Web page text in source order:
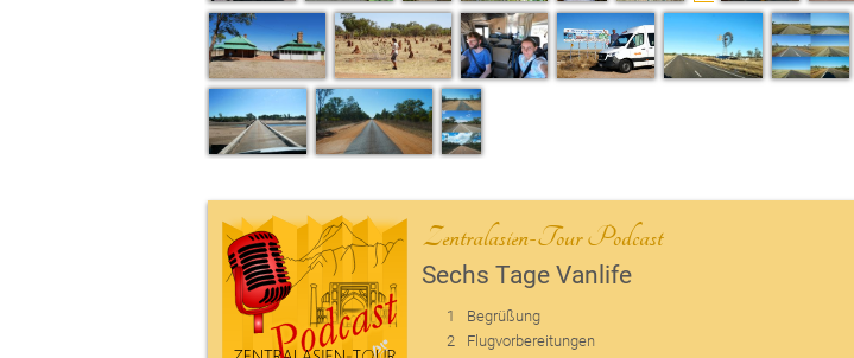
Zentralasien-Tour Podcast
Sechs Tage Vanlife
1
Begrüßung
2
Flugvorbereitungen